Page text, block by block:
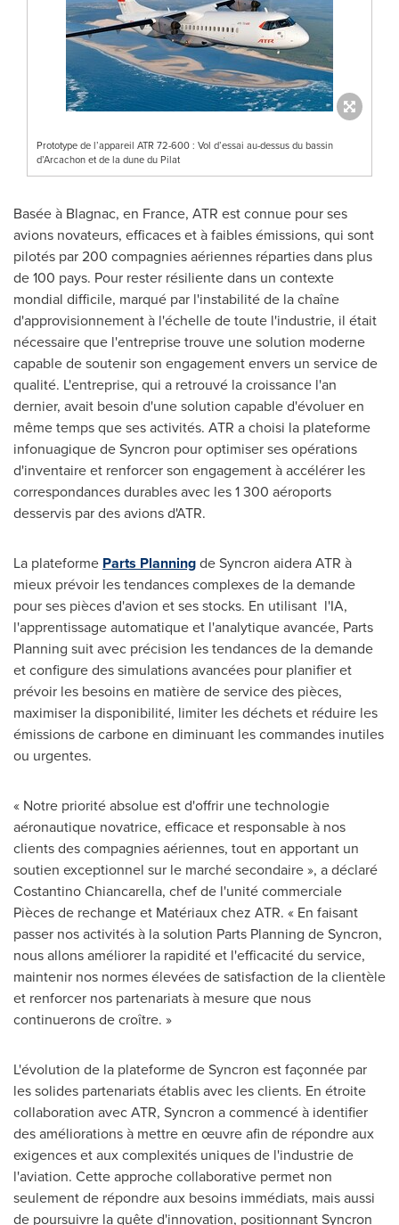
Prototype de l’appareil ATR 72-600 : Vol d’essai au-dessus du bassin
d’Arcachon et de la dune du Pilat
Basée à Blagnac, en France, ATR est connue pour ses
avions novateurs, efficaces et à faibles émissions, qui sont
pilotés par 200 compagnies aériennes réparties dans plus
de 100 pays. Pour rester résiliente dans un contexte
mondial difficile, marqué par l'instabilité de la chaîne
d'approvisionnement à l'échelle de toute l'industrie, il était
nécessaire que l'entreprise trouve une solution moderne
capable de soutenir son engagement envers un service de
qualité. L'entreprise, qui a retrouvé la croissance l'an
dernier, avait besoin d'une solution capable d'évoluer en
même temps que ses activités. ATR a choisi la plateforme
infonuagique de Syncron pour optimiser ses opérations
d'inventaire et renforcer son engagement à accélérer les
correspondances durables avec les 1 300 aéroports
desservis par des avions d'ATR.
La plateforme Parts Planningde Syncron aidera ATR à
mieux prévoir les tendances complexes de la demande
pour ses pièces d'avion et ses stocks. En utilisant l'IA,
l'apprentissage automatique et l'analytique avancée, Parts
Planning suit avec précision les tendances de la demande
et configure des simulations avancées pour planifier et
prévoir les besoins en matière de service des pièces,
maximiser la disponibilité, limiter les déchets et réduire les
émissions de carbone en diminuant les commandes inutiles
ou urgentes.
« Notre priorité absolue est d'offrir une technologie
aéronautique novatrice, efficace et responsable à nos
clients des compagnies aériennes, tout en apportant un
soutien exceptionnel sur le marché secondaire », a déclaré
Costantino Chiancarella, chef de l'unité commerciale
Pièces de rechange et Matériaux chez ATR. « En faisant
passer nos activités à la solution Parts Planning de Syncron,
nous allons améliorer la rapidité et l'efficacité du service,
maintenir nos normes élevées de satisfaction de la clientèle
et renforcer nos partenariats à mesure que nous
continuerons de croître. »
L'évolution de la plateforme de Syncron est façonnée par
les solides partenariats établis avec les clients. En étroite
collaboration avec ATR, Syncron a commencé à identifier
des améliorations à mettre en œuvre afin de répondre aux
exigences et aux complexités uniques de l'industrie de
l'aviation. Cette approche collaborative permet non
seulement de répondre aux besoins immédiats, mais aussi
de poursuivre la quête d'innovation, positionnant Syncron